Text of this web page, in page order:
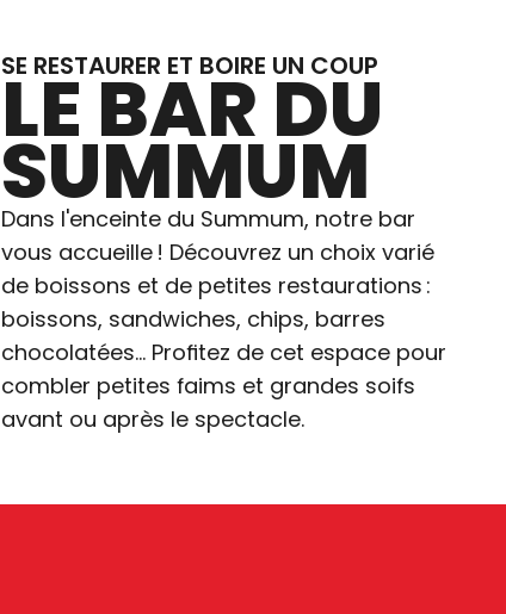
SE RESTAURER ET BOIRE UN COUP
LE BAR DU
SUMMUM
Dans l'enceinte du Summum, notre bar
vous accueille ! Découvrez un choix varié
de boissons et de petites restaurations :
boissons, sandwiches, chips, barres
chocolatées... Profitez de cet espace pour
combler petites faims et grandes soifs
avant ou après le spectacle.